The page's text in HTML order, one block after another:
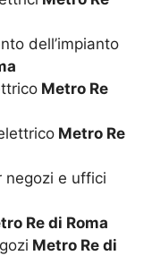
dell’impianto
Metro Re
Metro Re
negozi e uffici
Re di Roma
Metro Re di